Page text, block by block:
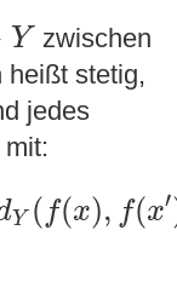
Y zwischen
heißt stetig,
jedes
Y ( f(x), f(x′
d ( (x ,f x′)